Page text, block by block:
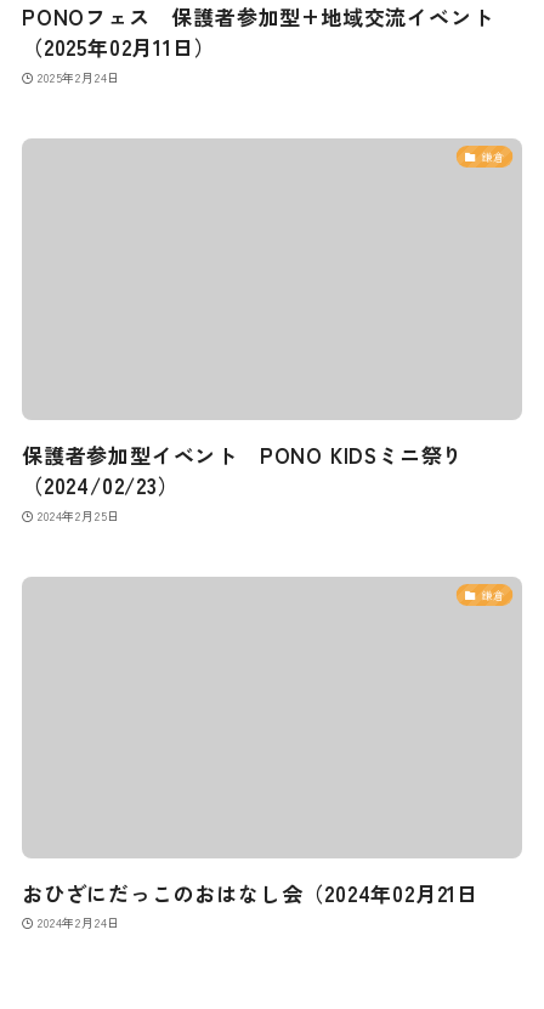
PONOフェス 保護者参加型+地域交流イベント
（2025年02月11日）
2025年2月24日
鎌倉
保護者参加型イベント PONO KIDSミニ祭り
（2024/02/23）
2024年2月25日
鎌倉
おひざにだっこのおはなし会（2024年02月21日
2024年2月24日